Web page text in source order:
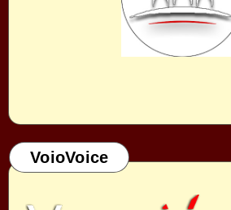
VoioVoice